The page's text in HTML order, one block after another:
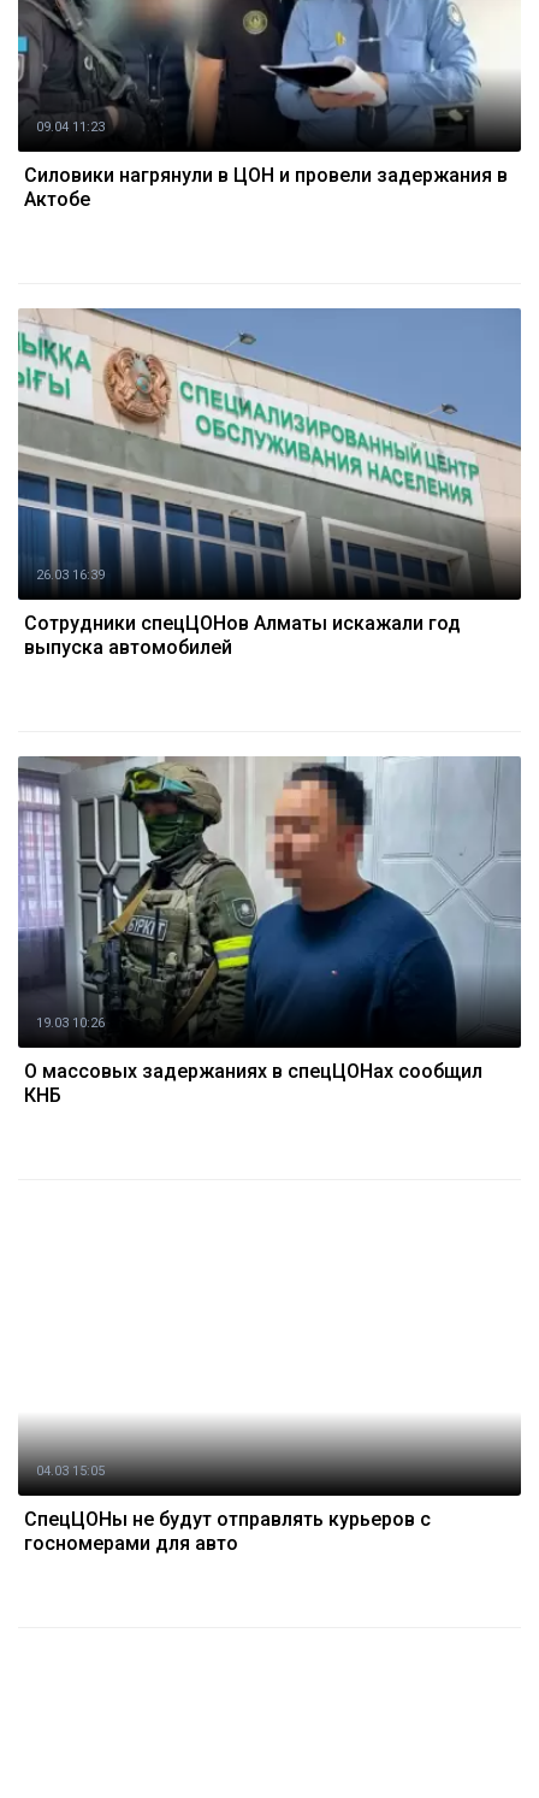
09.04 11:23
Силовики нагрянули в ЦОН и провели задержания в
Актобе
26.03 16:39
Сотрудники спецЦОНов Алматы искажали год
выпуска автомобилей
19.03 10:26
О массовых задержаниях в спецЦОНах сообщил
КНБ
04.03 15:05
СпецЦОНы не будут отправлять курьеров с
госномерами для авто